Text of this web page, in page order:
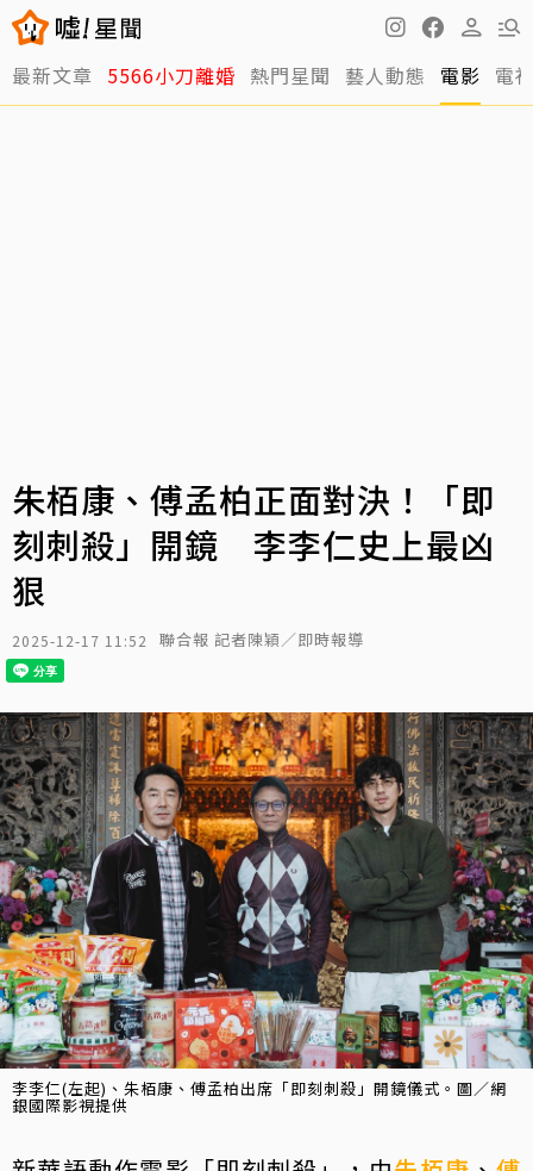
最新文章 5566小刀離婚 熱門星聞 藝人動態 電影 電
朱栢康、傅孟柏正面對決！「即
刻刺殺」開鏡 李李仁史上最凶
狠
2025-12-17 11:52 聯合報 記者陳穎／即時報導
李李仁(左起)、朱栢康、傅孟柏出席「即刻刺殺」開鏡儀式。圖／網
銀國際影視提供